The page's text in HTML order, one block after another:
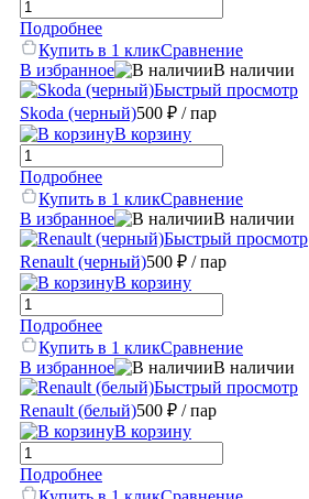
Подробнее
Купить в 1 кликСравнение
В избранное
В наличии
Быстрый просмотр
Skoda (черный)500 ₽ / пар
В корзину
Подробнее
Купить в 1 кликСравнение
В избранное
В наличии
Быстрый просмотр
Renault (черный)500 ₽ / пар
В корзину
Подробнее
Купить в 1 кликСравнение
В избранное
В наличии
Быстрый просмотр
Renault (белый)500 ₽ / пар
В корзину
Подробнее